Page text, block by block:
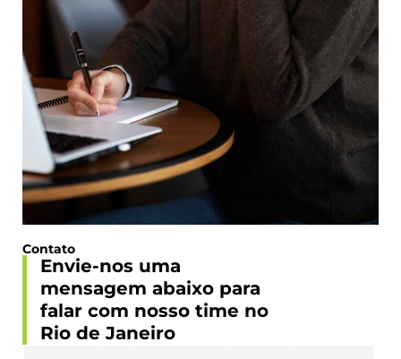
Contato
Envie-nos uma
mensagem abaixo para
falar com nosso time no
Rio de Janeiro